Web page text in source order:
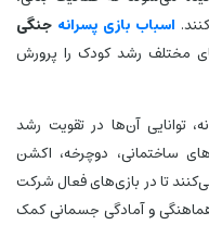
اسباب بازی پسرانه جنگی
مختلف رشد کودک را پرورش
توانایی آن‌ها در تقویت رشد
ساختمانی، دوچرخه، اکشن
تا در بازی‌های فعال شرکت
و آمادگی جسمانی کمک